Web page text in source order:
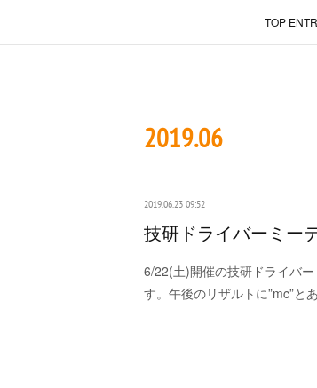
TOP
2019.06
2019.06.23 09:52
技研ドライバーミー
6/22(土)開催の技研ドライバ
す。午後のリザルトに”mc”と